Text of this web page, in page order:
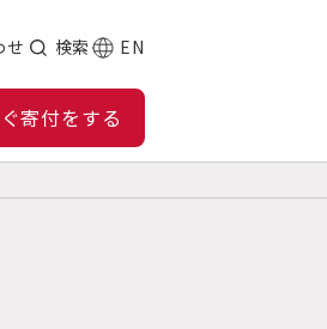
せ 検索 EN
寄付をする